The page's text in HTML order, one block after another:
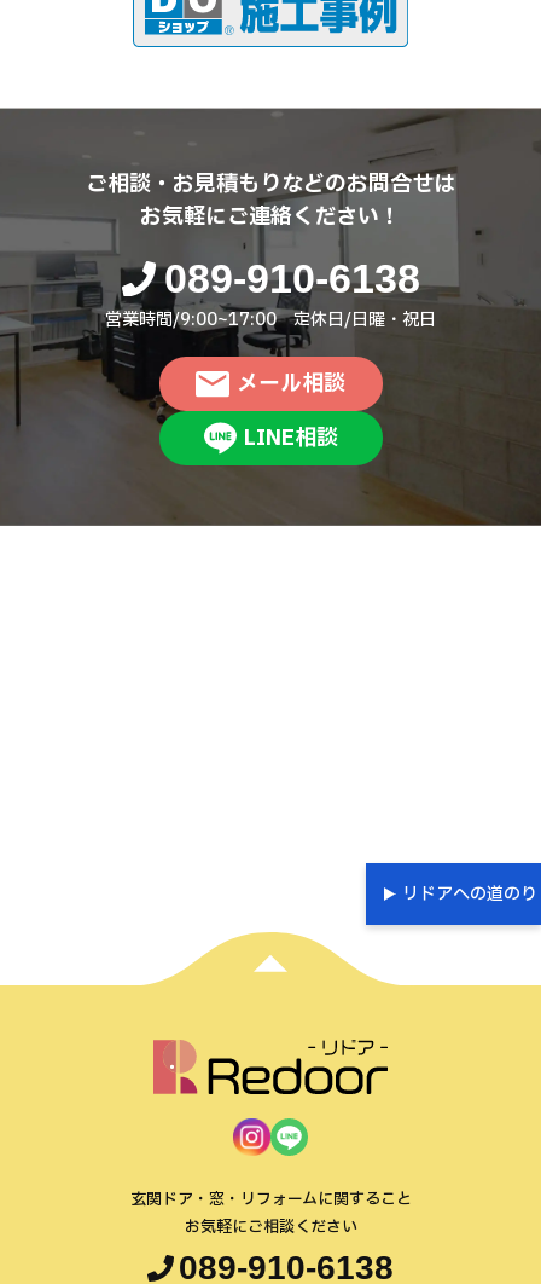
ご相談・お見積もりなどのお問合せは
お気軽にご連絡ください！
089-910-6138
営業時間/9:00~17:00 定休日/日曜・祝日
メール相談
LINE相談
リドアへの道のり
玄関ドア・窓・リフォームに関すること
お気軽にご相談ください
089-910-6138